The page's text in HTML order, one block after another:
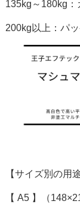
135kg～180kg：
200kg以上：パ
【サイズ別の用途
【 A5 】（